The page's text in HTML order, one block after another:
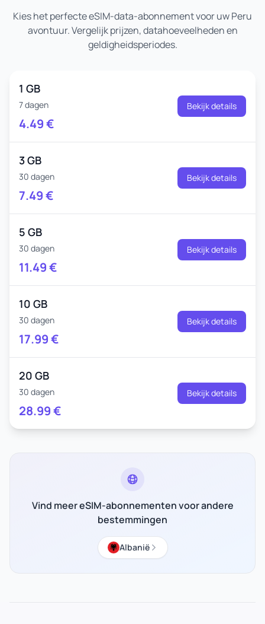
Kies het perfecte eSIM-data-abonnement voor uw Peru
avontuur. Vergelijk prijzen, datahoeveelheden en
geldigheidsperiodes.
1 GB
7 dagen
4.49€
Bekijk details
3 GB
30 dagen
7.49€
Bekijk details
5 GB
30 dagen
11.49€
Bekijk details
10 GB
30 dagen
17.99€
Bekijk details
20 GB
30 dagen
28.99€
Bekijk details
Vind meer eSIM-abonnementen voor andere
bestemmingen
Albanië